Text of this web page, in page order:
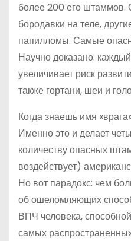
более 200 его
бородавки на теле,
папилломы. Самые
Научно доказано:
увеличивает риск
также гортани, шеи и
Когда знаешь имя
Именно это и делает
количеству опасных
воздействует)
Но вот парадокс: чем
об ошеломляющих
ВПЧ человека,
самых